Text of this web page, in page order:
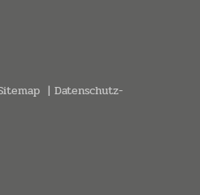
Datenschutz-